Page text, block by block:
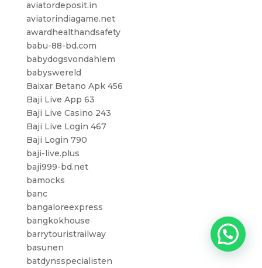
aviatordeposit.in
aviatorindiagame.net
awardhealthandsafety
babu-88-bd.com
babydogsvondahlem
babyswereld
Baixar Betano Apk 456
Baji Live App 63
Baji Live Casino 243
Baji Live Login 467
Baji Login 790
baji-live.plus
baji999-bd.net
bamocks
banc
bangaloreexpress
bangkokhouse
barrytouristrailway
basunen
batdynsspecialisten